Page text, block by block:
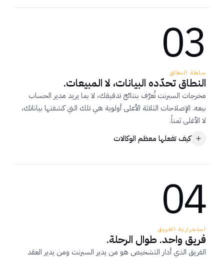
معظم الوكالات
يوقّعون أوّلاً، ثم يجدون الفوضى.
بعد ثلاثة أشهر، تتبّعك معطّل. إعدادك السابق يُلام. التنظيف
يُحتسب على الفاتورة. البيانات التي وُعدوا بأنّها أساسية تظهر
03
سلطة النطاق
النطاق تحدّده البيانات، لا المبيعات.
مخرجات السبرنت تُعرَّف بنتائج تدقيقك، لا بما يريد مدير الحساب
بيعه. الإصلاحات الثلاثة الأعلى أولوية هي تلك التي كشفتها بياناتك،
لا الأغلى ثمناً.
كيف تفعلها معظم الوكالات
معظم الوكالات
العرض يفوز، لا البيانات.
مدير الحساب يختار المخرجات، الأغلى عادةً. تدقيقك يظهر
بعد أن يُحدَّد العمل، في الوقت المناسب لتبرير الفاتورة.
04
استمرارية الفريق
فريق واحد. طوال الرحلة.
الفريق الذي أدار التشخيص هو من يدير السبرنت ومن يدير العقد